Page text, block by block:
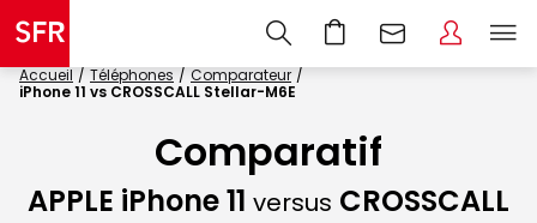
Accueil Téléphones
Comparateur
iPhone 11 vs CROSSCALL Stellar-M6E
Comparatif
APPLE iPhone 11 versus CROSSCALL